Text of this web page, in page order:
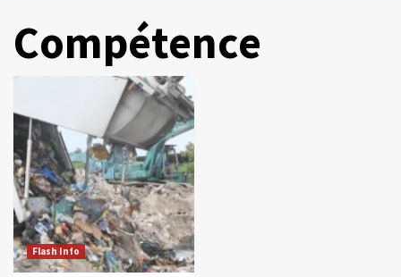
Compétence
Flash Info